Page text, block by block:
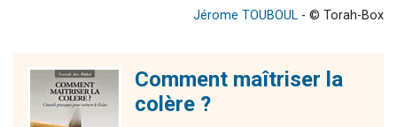
Jérome TOUBOUL - © Torah-Box
Comment maîtriser la
colère ?